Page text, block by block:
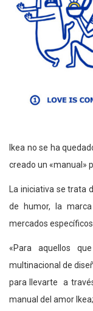
Ikea no se ha
creado un «manual»
La iniciativa se trata
de humor, la
mercados
«Para aquellos
multinacional de
para llevarte a
manual del amor